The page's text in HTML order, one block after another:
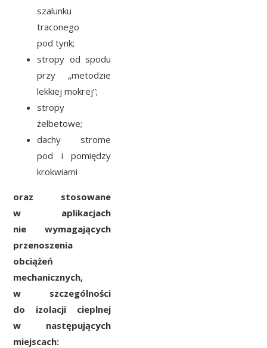
szalunku
traconego
pod tynk;
stropy od spodu
przy „metodzie
lekkiej mokrej”;
stropy
żelbetowe;
dachy strome
pod i pomiędzy
krokwiami
oraz stosowane
w aplikacjach
nie wymagających
przenoszenia
obciążeń
mechanicznych,
w szczególności
do izolacji cieplnej
w następujących
miejscach: